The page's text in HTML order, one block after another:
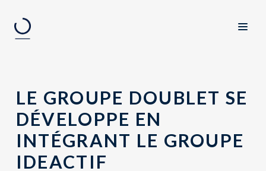
LE GROUPE DOUBLET SE
DÉVELOPPE EN
INTÉGRANT LE GROUPE
IDEACTIF